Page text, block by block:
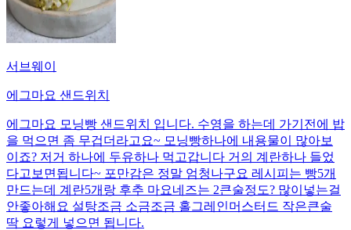
서브웨이
에그마요 샌드위치
에그마요 모닝빵 샌드위치 입니다. 수영을 하는데 가기전에 밥
을 먹으면 좀 무겁더라고요~ 모닝빵하나에 내용물이 많아보
이죠? 저거 하나에 두유하나 먹고갑니다 거의 계란하나 들었
다고보면됩니다~ 포만감은 정말 엄청나구요 레시피는 빵5개
만드는데 계란5개랑 후추 마요네즈는 2큰술정도? 많이넣는걸
안좋아해요 설탕조금 소금조금 홀그레인머스터드 작은큰술
딱 요렇게 넣으면 됩니다.